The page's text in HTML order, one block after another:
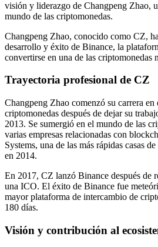
visión y liderazgo de Changpeng Zhao,
mundo de las criptomonedas.
Changpeng Zhao, conocido como CZ,
desarrollo y éxito de Binance, la
convertirse en una de las criptomonedas
Trayectoria profesional de CZ
Changpeng Zhao comenzó su carrera en
criptomonedas después de dejar su
2013. Se sumergió en el mundo de las
varias empresas relacionadas con
Systems, una de las más rápidas casas
en 2014.
En 2017, CZ lanzó Binance después de
una ICO. El éxito de Binance fue
mayor plataforma de intercambio de
180 días.
Visión y contribución al